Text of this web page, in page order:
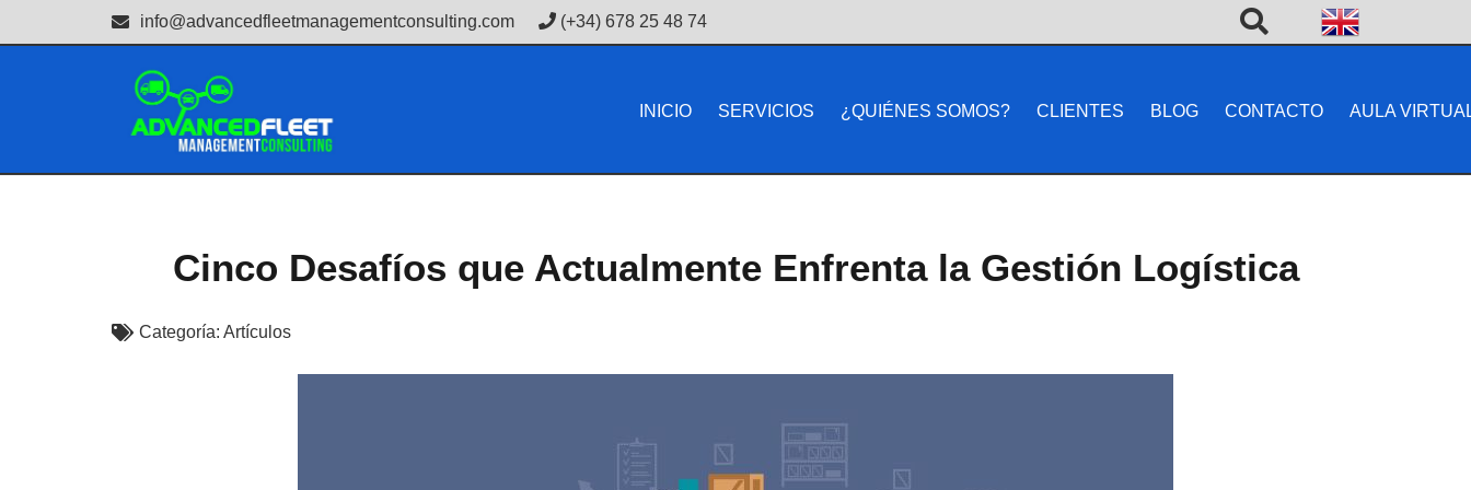
info@advancedfleetmanagementconsulting.com (+34) 678 25 48 74
INICIO SERVICIOS ¿QUIÉNES SOMOS? CLIENTES BLOG CONTACTO AULA
Cinco Desafíos que Actualmente Enfrenta la Gestión Logística
Categoría: Artículos